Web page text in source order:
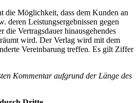
die Möglichkeit, dass dem Kunden an
deren Leistungsergebnissen gegen
die Vertragsdauer hinausgehendes
wird. Der Verlag wird mit dem
Vereinbarung treffen. Es gilt Ziffer
Kommentar aufgrund der Länge des